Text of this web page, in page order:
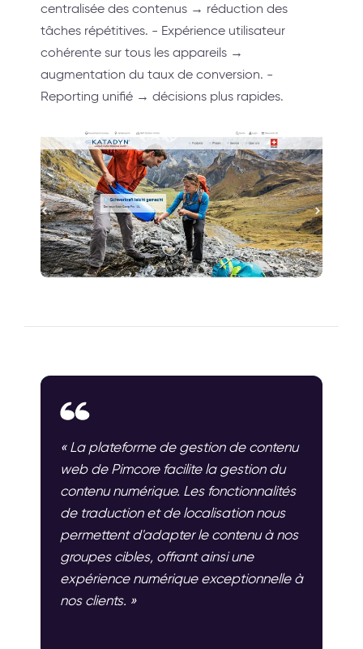
centralisée des contenus → réduction des
tâches répétitives. - Expérience utilisateur
cohérente sur tous les appareils →
augmentation du taux de conversion. -
Reporting unifié → décisions plus rapides.
« La plateforme de gestion de contenu
web de Pimcore facilite la gestion du
contenu numérique. Les fonctionnalités
de traduction et de localisation nous
permettent d'adapter le contenu à nos
groupes cibles, offrant ainsi une
expérience numérique exceptionnelle à
nos clients. »